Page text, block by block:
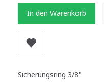
In den Warenkorb
Sicherungsring 3/8"